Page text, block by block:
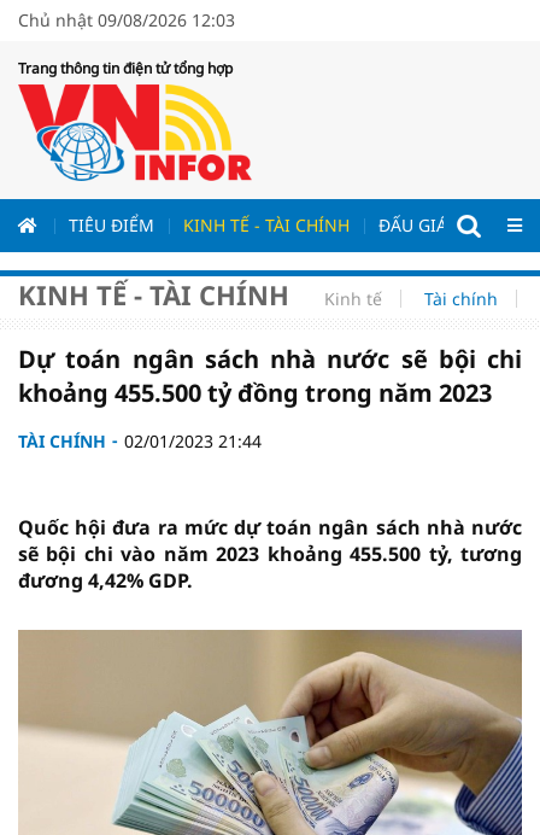
Chủ nhật 09/08/2026 12:03
Trang thông tin điện tử tổng hợp
TIÊU ĐIỂM KINH TẾ - TÀI CHÍNH ĐẤU GIÁ - ĐẤU
KINH TẾ - TÀI CHÍNH Kinh tế Tài chính
Dự toán ngân sách nhà nước sẽ bội chi
khoảng 455.500 tỷ đồng trong năm 2023
TÀI CHÍNH 02/01/2023 21:44
Quốc hội đưa ra mức dự toán ngân sách nhà nước
sẽ bội chi vào năm 2023 khoảng 455.500 tỷ, tương
đương 4,42% GDP.